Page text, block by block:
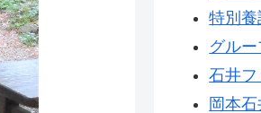
特別養
グル
石井
岡本